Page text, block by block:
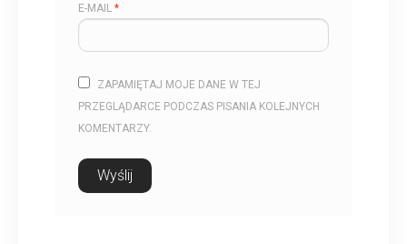
E-MAIL *
ZAPAMIĘTAJ MOJE DANE W TEJ
PRZEGLĄDARCE PODCZAS PISANIA KOLEJNYCH
KOMENTARZY.